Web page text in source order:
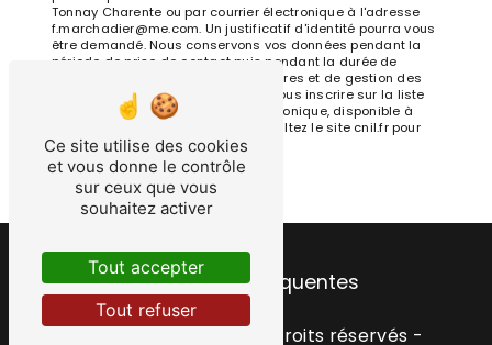
Tonnay Charente ou par courrier électronique à l'adresse
f.marchadier@me.com. Un justificatif d'identité pourra vous
être demandé. Nous conservons vos données pendant la
période de prise de contact puis pendant la durée de
prescription légale aux fins probatoires et de gestion des
contentieux. Vous avez le droit de vous inscrire sur la liste
d'opposition au démarchage téléphonique, disponible à
. Consultez le site cnil.fr pour
plus d’informations sur vos droits.
Recherches fréquentes
- 2026 - Tous droits réservés -
Ce site utilise des cookies
et vous donne le contrôle
sur ceux que vous
souhaitez activer
Tout accepter
Tout refuser